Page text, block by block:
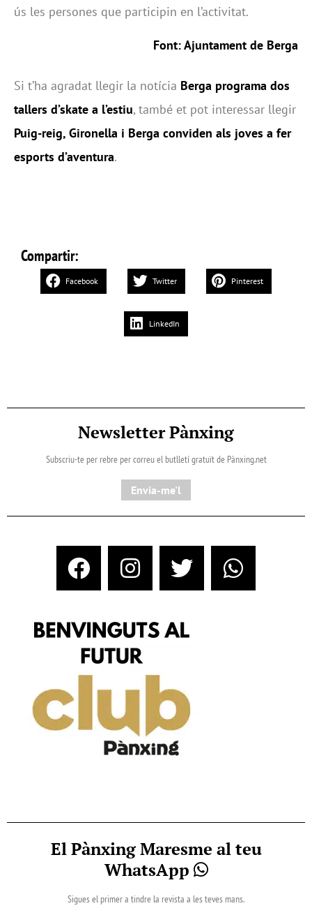
ús les persones que participin en l’activitat.
Font:Ajuntament de Berga
Si t’ha agradat llegir la notícia Berga programa dos
tallers d’skate a l’estiu, també et pot interessar llegir
Puig-reig, Gironella i Berga conviden als joves a fer
esports d’aventura.
Compartir:
Facebook Twitter Pinterest
LinkedIn
Newsletter Pànxing
Subscriu-te per rebre per correu el butlletí gratuït de Pànxing.net​
Envia-me'l
El Pànxing Maresme al teu
WhatsApp
Sigues el primer a tindre la revista a les teves mans.